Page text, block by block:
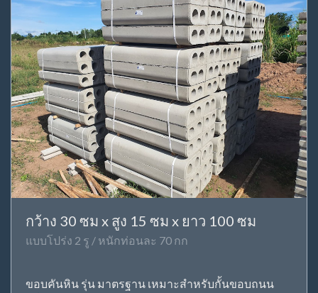
กว้าง 30 ซม x สูง 15 ซม x ยาว 100 ซม
แบบโปร่ง 2 รู / หนักท่อนละ 70 กก
ขอบคันหิน รุ่น มาตรฐาน เหมาะสำหรับกั้นขอบถนน